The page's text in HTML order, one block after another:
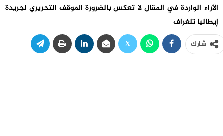
الآراء الواردة في المقال لا تعكس بالضرورة الموقف التحريري لجريدة
إيطاليا تلغراف
شارك